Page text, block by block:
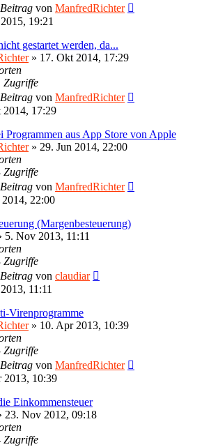
von ManfredRichter
19:21
gestartet werden, da...
» 17. Okt 2014, 17:29
Zugriffe
von ManfredRichter
2014, 17:29
Programmen aus App Store von Apple
» 29. Jun 2014, 22:00
Zugriffe
von ManfredRichter
2014, 22:00
(Margenbesteuerung)
5. Nov 2013, 11:11
Zugriffe
von claudiar
11:11
Virenprogramme
» 10. Apr 2013, 10:39
Zugriffe
von ManfredRichter
2013, 10:39
Einkommensteuer
23. Nov 2012, 09:18
Zugriffe